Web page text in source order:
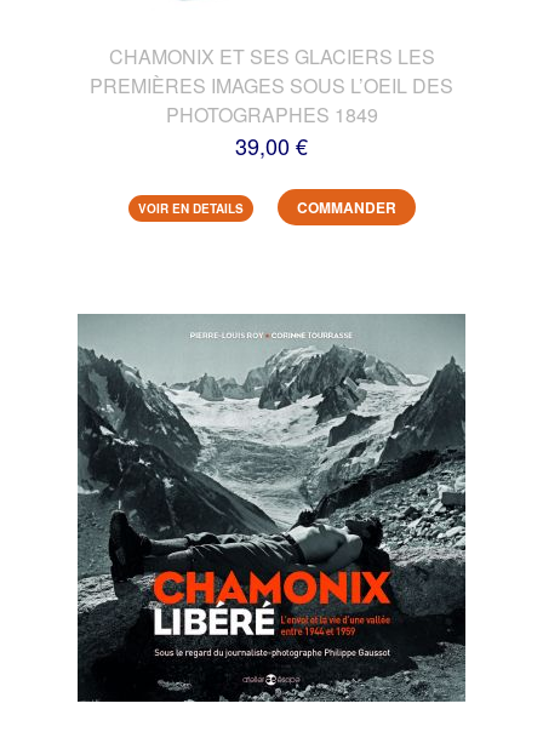
CHAMONIX ET SES GLACIERS LES
PREMIÈRES IMAGES SOUS L’OEIL DES
PHOTOGRAPHES 1849
39,00 €
VOIR EN DETAILS COMMANDER